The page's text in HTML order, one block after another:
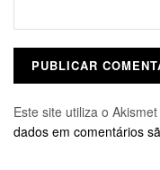
Este site utiliza o
dados em comentários